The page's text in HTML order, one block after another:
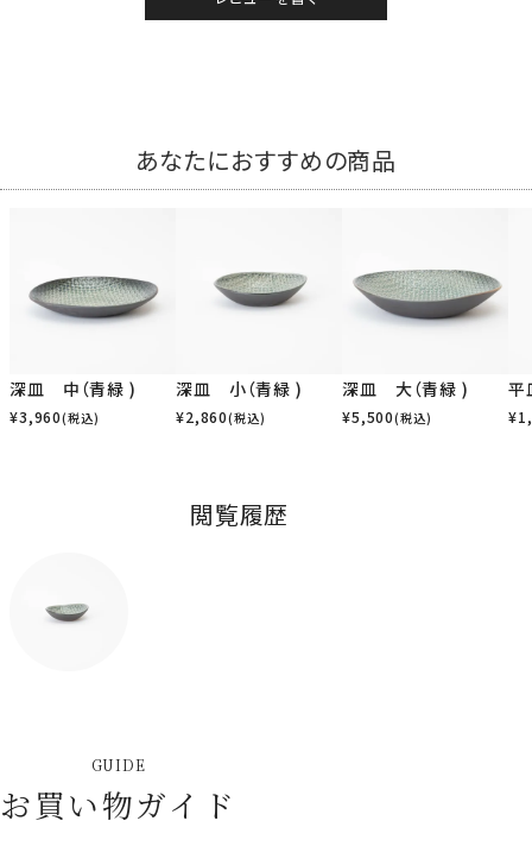
あなたにおすすめの商品
深皿 中（青緑 )
¥3,960(税込)
深皿 小（青緑 )
¥2,860(税込)
深皿 大（青緑 )
¥5,500(税込)
平
¥
閲覧履歴
GUIDE
お買い物ガイド